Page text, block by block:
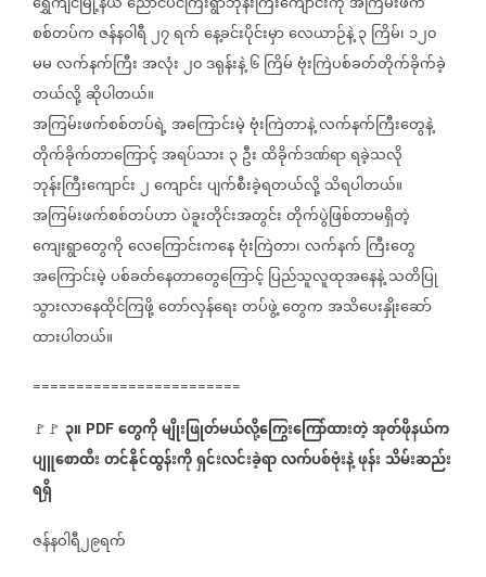
စစ်တပ်ကဇန်နဝါရီ၂၇ရက်နေ့ခင်းပိုင်းမှာလေယာဉ်နဲ့၃ကြိမ်၊ ၁၂၀
မမလက်နက်ကြီးအလုံး၂၀ဒရုန်းနဲ့၆ကြိမ်ဗုံးကြဲပစ်ခတ်တိုက်ခိုက်ခဲ့
တယ်လို့ဆိုပါတယ်။
အကြမ်းဖက်စစ်တပ်ရဲ့အကြောင်းမဲ့ဗုံးကြဲတာနဲ့လက်နက်ကြီးတွေနဲ့
တိုက်ခိုက်တာကြောင့်အရပ်သား ၃ဦးထိခိုက်ဒဏ်ရာရခဲ့သလို
ဘုန်းကြီးကျောင်း၂ကျောင်းပျက်စီးခဲ့ရတယ်လို့သိရပါတယ်။
အကြမ်းဖက်စစ်တပ်ဟာပဲခူးတိုင်းအတွင်းတိုက်ပွဲဖြစ်တာမရှိတဲ့
ကျေးရွာတွေကိုလေကြောင်းကနေဗုံးကြဲတာ၊လက်နက် ကြီးတွေ
အကြောင်းမဲ့ပစ်ခတ်နေတာတွေကြောင့်ပြည်သူလူထုအနေနဲ့သတိပြု
သွားလာနေထိုင်ကြဖို့တော်လှန်ရေးတပ်ဖွဲ့တွေကအသိပေးနှိုးဆော်
ထားပါတယ်။
========================
🚩🚩 ၃။ PDF တွေကိုမျိုးဖြုတ်မယ်လို့ကြွေးကြော်ထားတဲ့အုတ်ဖိုနယ်က
ပျူစောထီးတင်နိုင်ထွန်းကိုရှင်းလင်းခဲ့ရာလက်ပစ်ဗုံးနဲ့ဖုန်းသိမ်းဆည်း
ရရှိ
ဇန်နဝါရီ၂၉ရက်